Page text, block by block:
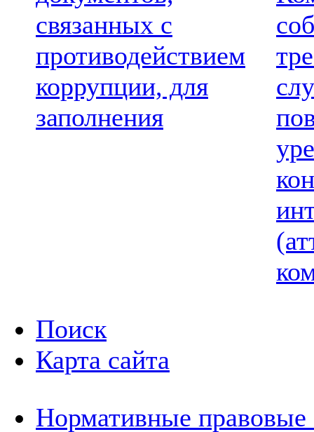
связанных с
противодействием
коррупции, для
заполнения
Поиск
Карта сайта
Нормативные правовые